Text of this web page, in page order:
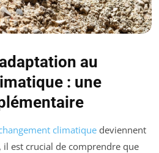
au
: une
climatique deviennent
il est crucial de comprendre que